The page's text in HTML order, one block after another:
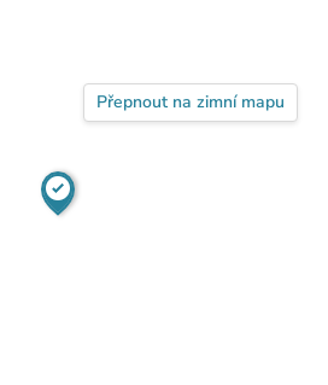
Přepnout na zimní mapu